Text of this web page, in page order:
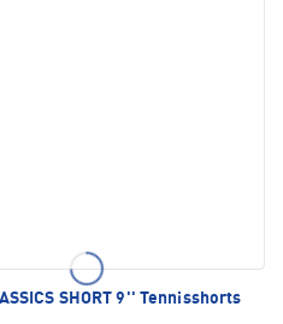
SHORT 9'' Tennisshorts